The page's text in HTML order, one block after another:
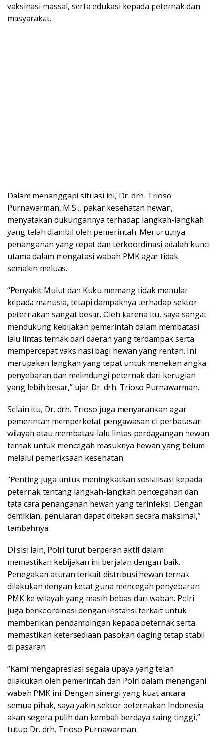
vaksinasi massal, serta edukasi kepada peternak dan
masyarakat.
Dalam menanggapi situasi ini, Dr. drh. Trioso
Purnawarman, M.Si., pakar kesehatan hewan,
menyatakan dukungannya terhadap langkah-langkah
yang telah diambil oleh pemerintah. Menurutnya,
penanganan yang cepat dan terkoordinasi adalah kunci
utama dalam mengatasi wabah PMK agar tidak
semakin meluas.
“Penyakit Mulut dan Kuku memang tidak menular
kepada manusia, tetapi dampaknya terhadap sektor
peternakan sangat besar. Oleh karena itu, saya sangat
mendukung kebijakan pemerintah dalam membatasi
lalu lintas ternak dari daerah yang terdampak serta
mempercepat vaksinasi bagi hewan yang rentan. Ini
merupakan langkah yang tepat untuk menekan angka
penyebaran dan melindungi peternak dari kerugian
yang lebih besar,” ujar Dr. drh. Trioso Purnawarman.
Selain itu, Dr. drh. Trioso juga menyarankan agar
pemerintah memperketat pengawasan di perbatasan
wilayah atau membatasi lalu lintas perdagangan hewan
ternak untuk mencegah masuknya hewan yang belum
melalui pemeriksaan kesehatan.
“Penting juga untuk meningkatkan sosialisasi kepada
peternak tentang langkah-langkah pencegahan dan
tata cara penanganan hewan yang terinfeksi. Dengan
demikian, penularan dapat ditekan secara maksimal,”
tambahnya.
Di sisi lain, Polri turut berperan aktif dalam
memastikan kebijakan ini berjalan dengan baik.
Penegakan aturan terkait distribusi hewan ternak
dilakukan dengan ketat guna mencegah penyebaran
PMK ke wilayah yang masih bebas dari wabah. Polri
juga berkoordinasi dengan instansi terkait untuk
memberikan pendampingan kepada peternak serta
memastikan ketersediaan pasokan daging tetap stabil
di pasaran.
“Kami mengapresiasi segala upaya yang telah
dilakukan oleh pemerintah dan Polri dalam menangani
wabah PMK ini. Dengan sinergi yang kuat antara
semua pihak, saya yakin sektor peternakan Indonesia
akan segera pulih dan kembali berdaya saing tinggi,”
tutup Dr. drh. Trioso Purnawarman.